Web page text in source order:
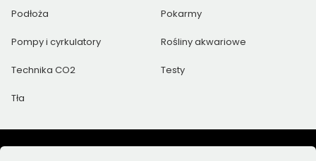
Podłoża Pokarmy
Pompy i cyrkulatory Rośliny akwariowe
Technika CO2 Testy
Tła